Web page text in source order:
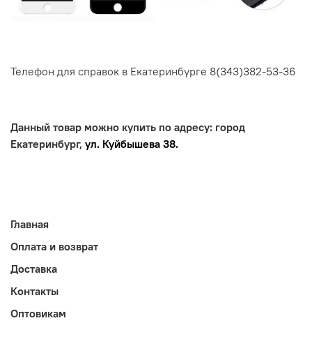
Телефон для справок в Екатеринбурге 8(343)382-53-36
Данный товар можно купить по адресу: город
Екатеринбург, ул. Куйбышева 38.
Главная
Оплата и возврат
Доставка
Контакты
Оптовикам